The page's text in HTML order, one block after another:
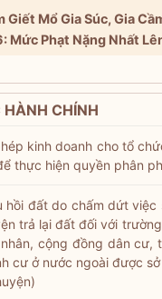
Giết Mổ Gia Súc, Gia
Mức Phạt Nặng Nhất
CHÍNH
kinh doanh cho tổ
thực hiện quyền phân
hồi đất do chấm dứt
trả lại đất đối với
cộng đồng dân cư,
cư ở nước ngoài được